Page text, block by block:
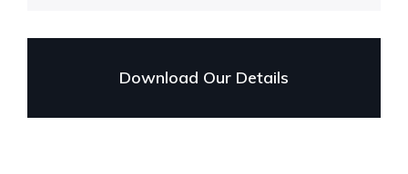
Download Our Details